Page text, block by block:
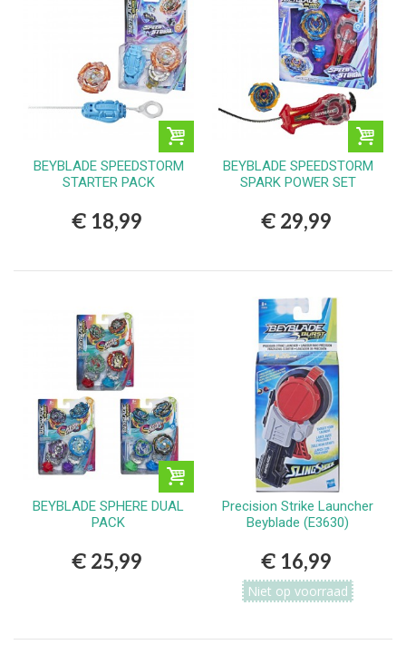
BEYBLADE SPEEDSTORM
STARTER PACK
€ 18,99
BEYBLADE SPEEDSTORM
SPARK POWER SET
€ 29,99
BEYBLADE SPHERE DUAL
PACK
€ 25,99
Precision Strike Launcher
Beyblade (E3630)
€ 16,99
Niet op voorraad